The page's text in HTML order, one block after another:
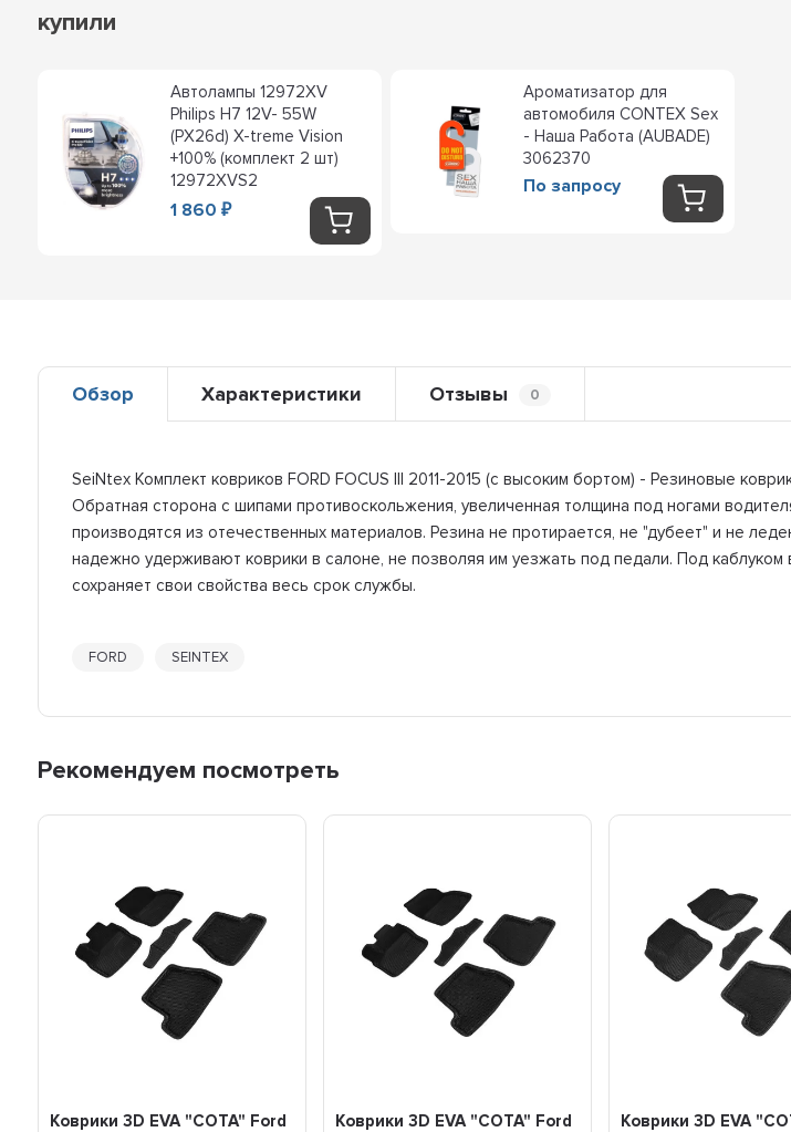
купили
Автолампы 12972XV
Philips H7 12V- 55W
(PX26d) X-treme Vision
+100% (комплект 2 шт)
12972XVS2
1 860₽
Ароматизатор для
автомобиля CONTEX Sex
- Наша Работа (AUBADE)
3062370
По запросу
Обзор Характеристики Отзывы 0
SeiNtex Комплект ковриков FORD FOCUS III 2011-2015 (с высоким бортом) - Резиновые
Обратная сторона с шипами противоскольжения, увеличенная толщина под ногами
производятся из отечественных материалов. Резина не протирается, не "дубеет" и не
надежно удерживают коврики в салоне, не позволяя им уезжать под педали. Под
сохраняет свои свойства весь срок службы.
FORD SEINTEX
Рекомендуем посмотреть
Коврики 3D EVA "СОТА" Ford
Коврики 3D EVA "СОТА" Ford
Коврики 3D EVA